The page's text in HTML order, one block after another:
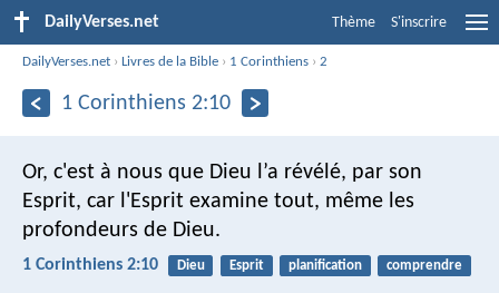
DailyVerses.net Thème S'inscrire
DailyVerses.net ›Livres de la Bible › 1 Corinthiens ›2
1 Corinthiens 2:10
Or, c'est à nous que Dieu l’a révélé, par son
Esprit, car l'Esprit examine tout, même les
profondeurs de Dieu.
1 Corinthiens 2:10 Dieu Esprit planification comprendre